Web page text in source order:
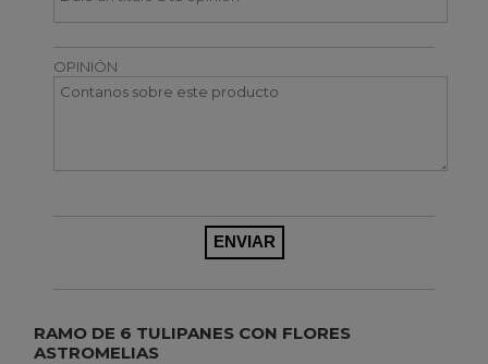
OPINIÓN
RAMO DE 6 TULIPANES CON FLORES
ASTROMELIAS